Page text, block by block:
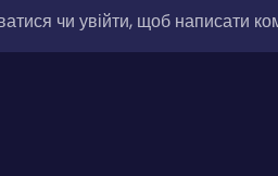
чи увійти, щоб написати